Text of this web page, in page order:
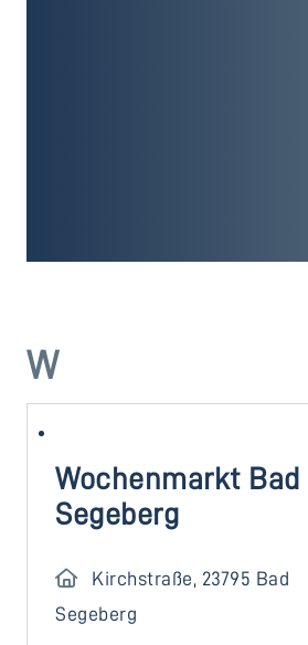
W
Wochenmarkt Bad
Segeberg
Kirchstraße, 23795 Bad
Segeberg